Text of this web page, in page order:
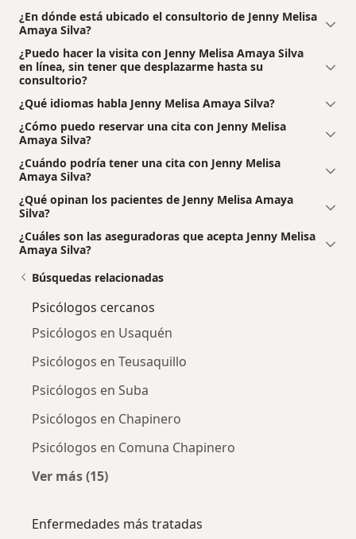
¿En dónde está ubicado el consultorio de Jenny Melisa
Amaya Silva?
¿Puedo hacer la visita con Jenny Melisa Amaya Silva
en línea, sin tener que desplazarme hasta su
consultorio?
¿Qué idiomas habla Jenny Melisa Amaya Silva?
¿Cómo puedo reservar una cita con Jenny Melisa
Amaya Silva?
¿Cuándo podría tener una cita con Jenny Melisa
Amaya Silva?
¿Qué opinan los pacientes de Jenny Melisa Amaya
Silva?
¿Cuáles son las aseguradoras que acepta Jenny Melisa
Amaya Silva?
Búsquedas relacionadas
Psicólogos cercanos
Psicólogos en Usaquén
Psicólogos en Teusaquillo
Psicólogos en Suba
Psicólogos en Chapinero
Psicólogos en Comuna Chapinero
Ver más (15)
Enfermedades más tratadas